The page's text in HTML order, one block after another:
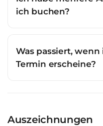
ich buchen?
Was passiert,
Termin erscheine?
Auszeichnungen